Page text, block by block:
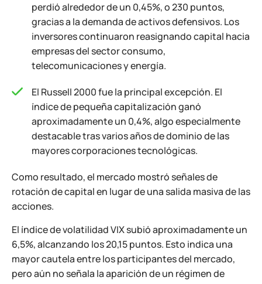
perdió alrededor de un 0,45%, o 230 puntos,
gracias a la demanda de activos defensivos. Los
inversores continuaron reasignando capital hacia
empresas del sector consumo,
telecomunicaciones y energía.
El Russell 2000 fue la principal excepción. El
índice de pequeña capitalización ganó
aproximadamente un 0,4%, algo especialmente
destacable tras varios años de dominio de las
mayores corporaciones tecnológicas.
Como resultado, el mercado mostró señales de
rotación de capital en lugar de una salida masiva de las
acciones.
El índice de volatilidad VIX subió aproximadamente un
6,5%, alcanzando los 20,15 puntos. Esto indica una
mayor cautela entre los participantes del mercado,
pero aún no señala la aparición de un régimen de